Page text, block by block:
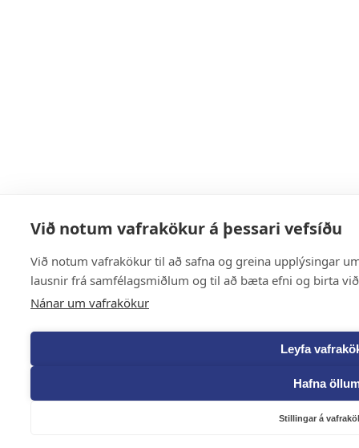
Við notum vafrakökur á þessari vefsíðu
Við notum vafrakökur til að safna og greina upplýsingar
lausnir frá samfélagsmiðlum og til að bæta efni og birta
Nánar um vafrakökur
Leyfa
Hafna
Stillingar á